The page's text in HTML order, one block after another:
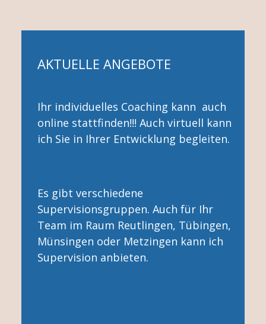
AKTUELLE ANGEBOTE
Ihr individuelles Coaching kann auch
online stattfinden!!! Auch virtuell kann
ich Sie in Ihrer Entwicklung begleiten.
Es gibt verschiedene
Supervisionsgruppen. Auch für Ihr
Team im Raum Reutlingen, Tübingen,
Münsingen oder Metzingen kann ich
Supervision anbieten.